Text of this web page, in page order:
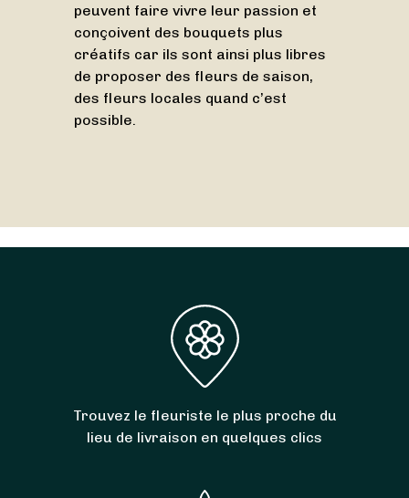
peuvent faire vivre leur passion et
conçoivent des bouquets plus
créatifs car ils sont ainsi plus libres
de proposer des fleurs de saison,
des fleurs locales quand c’est
possible.
Trouvez le fleuriste le plus proche du
lieu de livraison en quelques clics